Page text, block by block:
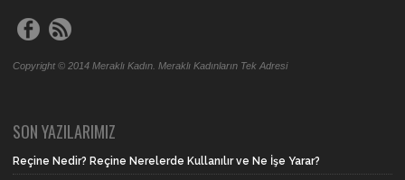
Copyright © 2014 Meraklı Kadın. Meraklı Kadınların Tek Adresi
SON YAZILARIMIZ
Reçine Nedir? Reçine Nerelerde Kullanılır ve Ne İşe Yarar?